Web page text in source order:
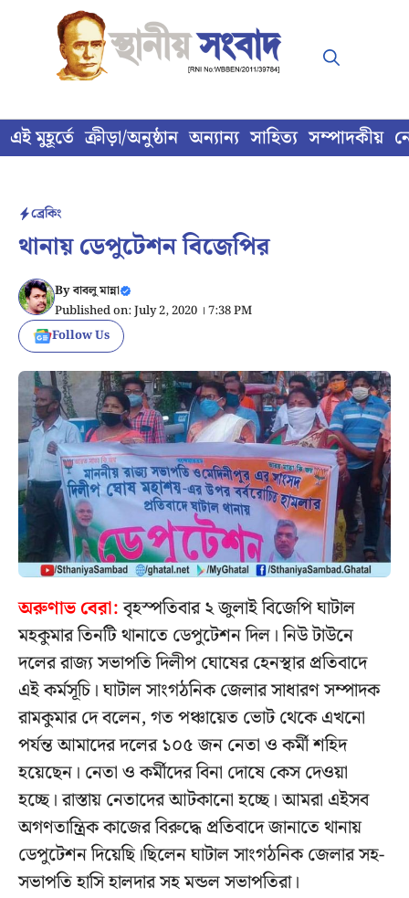
content
এই মুহূর্তে ক্রীড়া/অনুষ্ঠান অন্যান্য সাহিত্য সম্পাদকীয়
ব্রেকিং
থানায় ডেপুটেশন বিজেপির
Byবাবলু মান্না
Published on: July 2, 2020 । 7:38 PM
Follow Us
অরুণাভ বেরা:বৃহস্পতিবার ২ জুলাই বিজেপি ঘাটাল
মহকুমার তিনটি থানাতে ডেপুটেশন দিল। নিউ টাউনে
দলের রাজ্য সভাপতি দিলীপ ঘোষের হেনস্থার প্রতিবাদে
এই কর্মসূচি। ঘাটাল সাংগঠনিক জেলার সাধারণ সম্পাদক
রামকুমার দে বলেন, গত পঞ্চায়েত ভোট থেকে এখনো
পর্যন্ত আমাদের দলের ১০৫ জন নেতা ও কর্মী শহিদ
হয়েছেন। নেতা ও কর্মীদের বিনা দোষে কেস দেওয়া
হচ্ছে। রাস্তায় নেতাদের আটকানো হচ্ছে। আমরা এইসব
অগণতান্ত্রিক কাজের বিরুদ্ধে প্রতিবাদে জানাতে থানায়
ডেপুটেশন দিয়েছি।ছিলেন ঘাটাল সাংগঠনিক জেলার সহ-
সভাপতি হাসি হালদার সহ মন্ডল সভাপতিরা।